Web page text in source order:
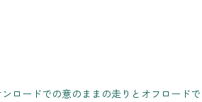
ロードでの意のままの走りとオフロード